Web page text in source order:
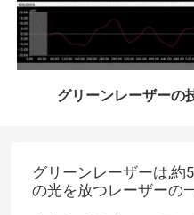
グリーンレーザーの
グリーンレーザーは,約
の光を放つレーザーの